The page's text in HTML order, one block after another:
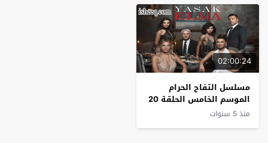
02:00:24
مسلسل التفاح الحرام
الموسم الخامس الحلقة 20
منذ 5 سنوات